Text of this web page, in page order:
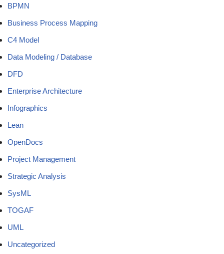
BPMN
Business Process Mapping
C4 Model
Data Modeling / Database
DFD
Enterprise Architecture
Infographics
Lean
OpenDocs
Project Management
Strategic Analysis
SysML
TOGAF
UML
Uncategorized